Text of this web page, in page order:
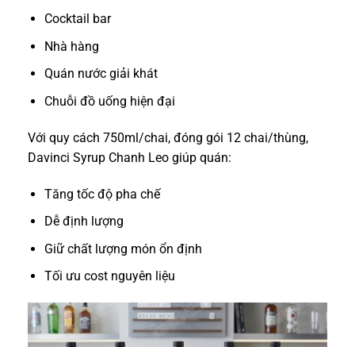
Cocktail bar
Nhà hàng
Quán nước giải khát
Chuỗi đồ uống hiện đại
Với quy cách 750ml/chai, đóng gói 12 chai/thùng,
Davinci Syrup Chanh Leo giúp quán:
Tăng tốc độ pha chế
Dễ định lượng
Giữ chất lượng món ổn định
Tối ưu cost nguyên liệu